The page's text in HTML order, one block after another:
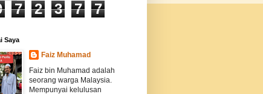
7 2 3 7 7
Saya
Faiz Muhamad
Faiz bin Muhamad adalah
seorang warga Malaysia.
Mempunyai kelulusan